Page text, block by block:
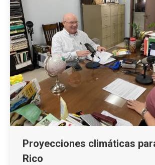
Proyecciones climáticas
Rico